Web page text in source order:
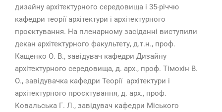
дизайну архітектурного середовища і 35-річчю
кафедри теорії архітектури і архітектурного
проєктування. На пленарному засіданні виступили
декан архітектурного факультету, д.т.н., проф.
Кащенко О. В., завідувач кафедри Дизайну
архітектурного середовища, д. арх., проф. Тімохін В.
О., завідувачка кафедри Теорії архітектури і
архітектурного проєктування, д. арх., проф.
Ковальська Г. Л., завідувач кафедри Міського